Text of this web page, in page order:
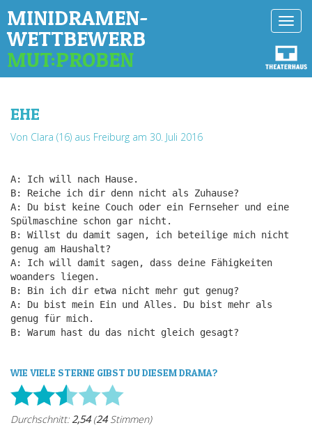
MINIDRAMEN-
WETTBEWERB
MUT:PROBEN
EHE
Von Clara (16) aus Freiburg am 30. Juli 2016
A: Ich will nach Hause.
B: Reiche ich dir denn nicht als Zuhause?
A: Du bist keine Couch oder ein Fernseher und eine
Spülmaschine schon gar nicht.
B: Willst du damit sagen, ich beteilige mich nicht
genug am Haushalt?
A: Ich will damit sagen, dass deine Fähigkeiten
woanders liegen.
B: Bin ich dir etwa nicht mehr gut genug?
A: Du bist mein Ein und Alles. Du bist mehr als
genug für mich.
B: Warum hast du das nicht gleich gesagt?
WIE VIELE STERNE GIBST DU DIESEM DRAMA?